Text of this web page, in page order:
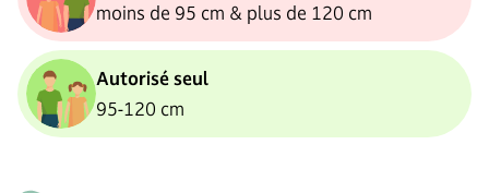
moins de 95 cm & plus de 120 cm
Autorisé seul
95-120 cm